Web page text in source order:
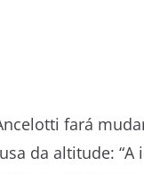
fará
da altitude: